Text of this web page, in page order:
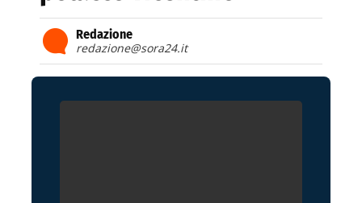
Redazione
redazione@sora24.it